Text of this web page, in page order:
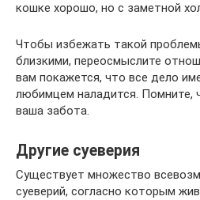
кошке хорошо, но с заметной
Чтобы избежать такой
близкими, переосмыслите
вам покажется, что все дело
любимцем наладится. Помните,
ваша забота.
Другие суеверия
Существует множество
суеверий, согласно которым